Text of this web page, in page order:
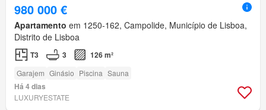
980 000 €
Apartamento em 1250-162, Campolide, Município de Lisboa,
Distrito de Lisboa
T3 3 126 m²
Garajem Ginásio Piscina Sauna
Há 4 dias
LUXURYESTATE